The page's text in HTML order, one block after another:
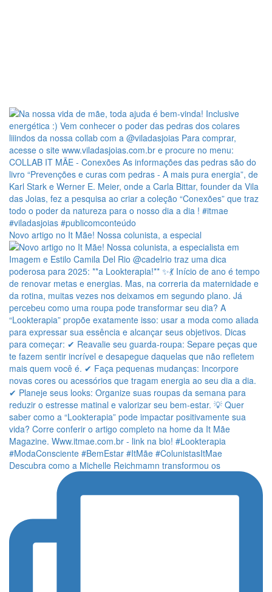
Novo artigo no It Mãe! Nossa colunista, a especial
Descubra como a Michelle Reichmamn transformou os